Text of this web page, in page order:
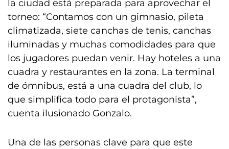
la ciudad está preparada para aprovechar el
torneo: “Contamos con un gimnasio, pileta
climatizada, siete canchas de tenis, canchas
iluminadas y muchas comodidades para que
los jugadores puedan venir. Hay hoteles a una
cuadra y restaurantes en la zona. La terminal
de ómnibus, está a una cuadra del club, lo
que simplifica todo para el protagonista”,
cuenta ilusionado Gonzalo.
Una de las personas clave para que este